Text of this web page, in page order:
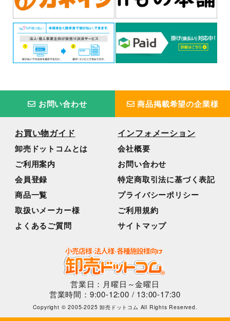
お問い合わせ 商品掲載希望の企業様
お買い物ガイド
卸売ドットコムとは
ご利用案内
会員登録
商品一覧
取扱いメーカー様
よくあるご質問
インフォメーション
会社概要
お問い合わせ
特定商取引法に基づく表記
プライバシーポリシー
ご利用規約
サイトマップ
営業日：月曜日～金曜日
営業時間：9:00-12:00 / 13:00-17:30
Copyright © 2005-2025 卸売ドットコム All Rights Reserved.